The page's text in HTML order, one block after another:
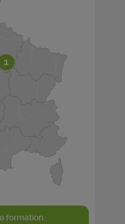
1
formation :